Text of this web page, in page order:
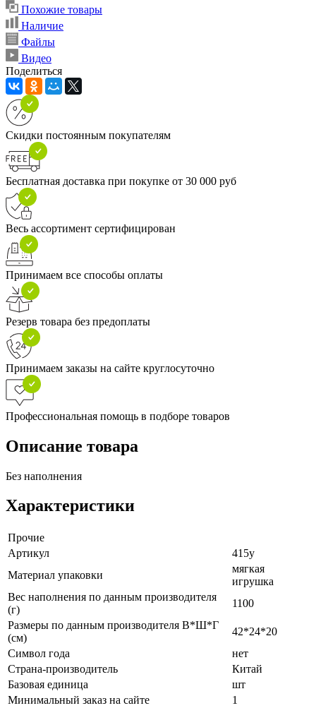
Похожие товары
Наличие
Файлы
Видео
Поделиться
Скидки постоянным покупателям
Бесплатная доставка при покупке от 30 000 руб
Весь ассортимент сертифицирован
Принимаем все способы оплаты
Резерв товара без предоплаты
Принимаем заказы на сайте круглосуточно
Профессиональная помощь в подборе товаров
Описание товара
Без наполнения
Характеристики
Прочие
Артикул
415у
Материал упаковки
мягкая
игрушка
Вес наполнения по данным производителя
(г)
1100
Размеры по данным производителя В*Ш*Г
(см)
42*24*20
Символ года
нет
Страна-производитель
Китай
Базовая единица
шт
Минимальный заказ на сайте
1